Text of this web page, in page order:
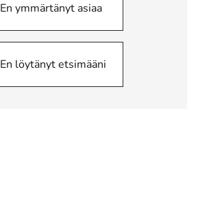
En ymmärtänyt asiaa
En löytänyt etsimääni